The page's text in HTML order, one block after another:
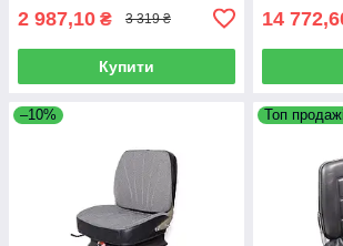
2 987,10 ₴ 3 319 ₴
Купити
14
–10% Топ